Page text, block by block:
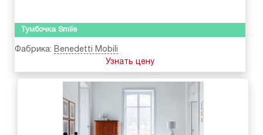
Тумбочка Smile
Фабрика: Benedetti Mobili
Узнать цену